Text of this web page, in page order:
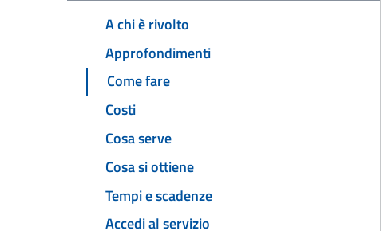
A chi è rivolto
Approfondimenti
Come fare
Costi
Cosa serve
Cosa si ottiene
Tempi e scadenze
Accedi al servizio